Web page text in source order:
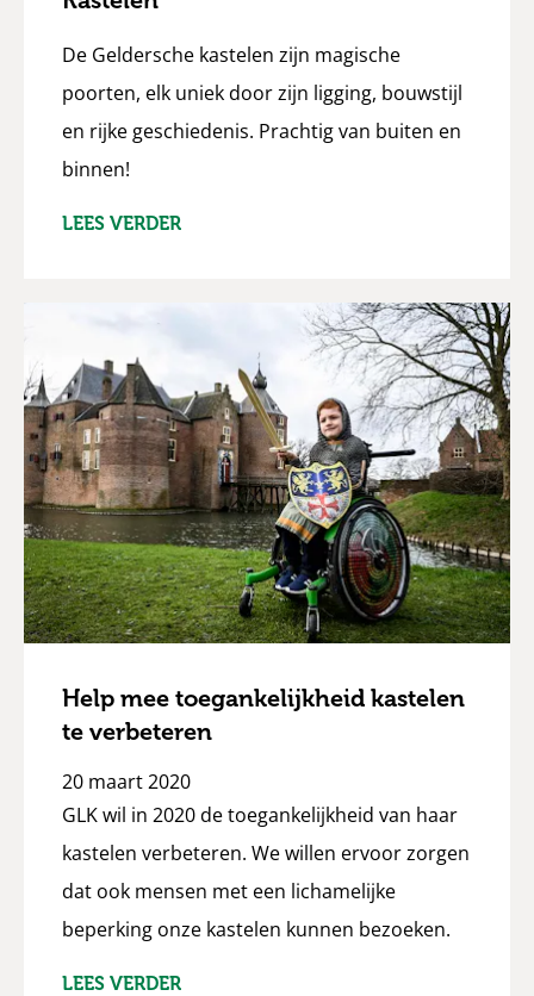
De Geldersche kastelen zijn magische
poorten, elk uniek door zijn ligging, bouwstijl
en rijke geschiedenis. Prachtig van buiten en
binnen!
LEES VERDER
Help mee toegankelijkheid kastelen
te verbeteren
20 maart 2020
GLK wil in 2020 de toegankelijkheid van haar
kastelen verbeteren. We willen ervoor zorgen
dat ook mensen met een lichamelijke
beperking onze kastelen kunnen bezoeken.
LEES VERDER